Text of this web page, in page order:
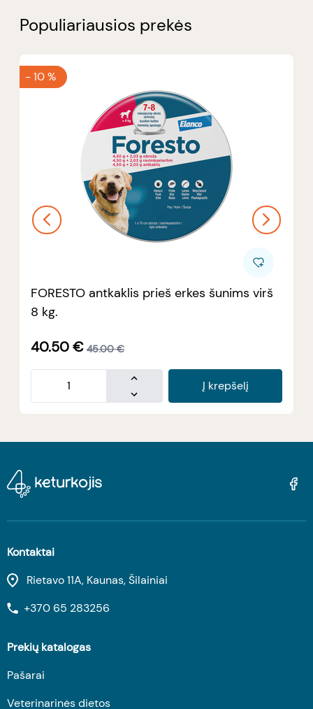
Populiariausios prekės
-10 %
FORESTO antkaklis prieš erkes šunims virš
8 kg.
40.50€ 45.00 €
Į krepšelį
Kontaktai
Rietavo 11A, Kaunas, Šilainiai
+370 65 283256
Prekių katalogas
Pašarai
Veterinarinės dietos